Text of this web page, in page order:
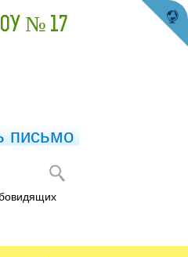
№ 17
письмо